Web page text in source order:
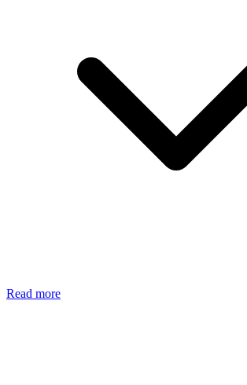
Read more